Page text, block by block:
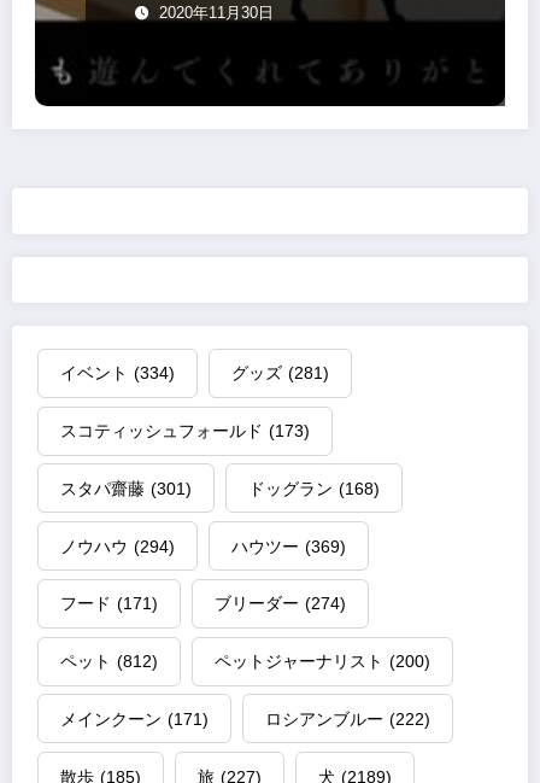
2020年11月30日
イベント (334) グッズ (281)
スコティッシュフォールド (173)
スタパ齋藤 (301) ドッグラン (168)
ノウハウ (294) ハウツー (369)
フード (171) ブリーダー (274)
ペット (812) ペットジャーナリスト (200)
メインクーン (171) ロシアンブルー (222)
散歩 (185) 旅 (227) 犬 (2189)